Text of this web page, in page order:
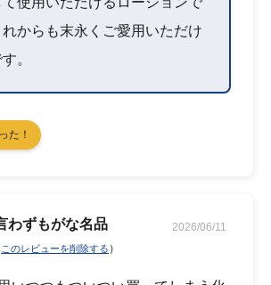
からも末永くご愛用いただけ
。
た！
わずもがな名品 2026/06/11
このレビューを削除する ）